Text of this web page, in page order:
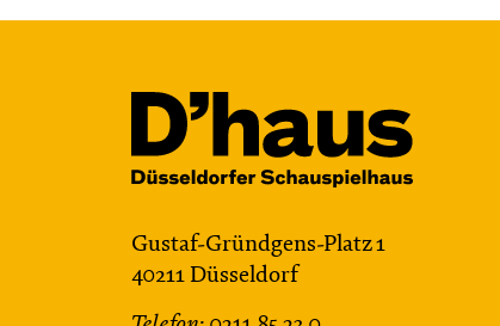
Gustaf-Gründgens-Platz 1
40211 Düsseldorf